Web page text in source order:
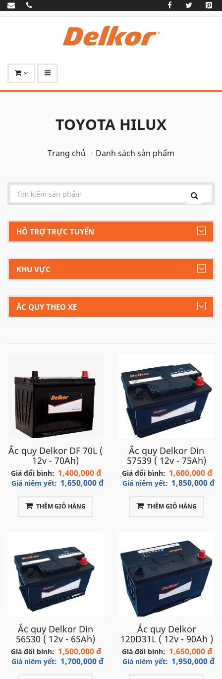
TOYOTA HILUX
Trang chủ Danh sách sản phẩm
HỖ TRỢ TRỰC TUYẾN
KHU VỰC
ẮC QUY THEO XE
Ắc quy Delkor DF 70L (
12v - 70Ah)
Giá đổi bình: 1,400,000 đ
Giá niêm yết: 1,650,000 đ
THÊM GIỎ HÀNG
Ắc quy Delkor Din
57539 ( 12v - 75Ah)
Giá đổi bình: 1,600,000 đ
Giá niêm yết: 1,850,000 đ
THÊM GIỎ HÀNG
Ắc quy Delkor Din
56530 ( 12v - 65Ah)
Giá đổi bình: 1,500,000 đ
Giá niêm yết: 1,700,000 đ
Ắc quy Delkor
120D31L ( 12v - 90Ah )
Giá đổi bình: 1,650,000 đ
Giá niêm yết: 1,950,000 đ